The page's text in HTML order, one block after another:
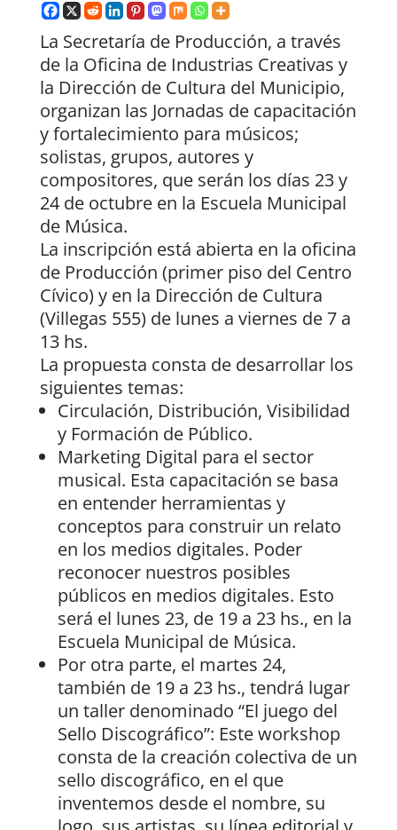
La Secretaría de Producción, a través
de la Oficina de Industrias Creativas y
la Dirección de Cultura del Municipio,
organizan las Jornadas de capacitación
y fortalecimiento para músicos;
solistas, grupos, autores y
compositores, que serán los días 23 y
24 de octubre en la Escuela Municipal
de Música.
La inscripción está abierta en la oficina
de Producción (primer piso del Centro
Cívico) y en la Dirección de Cultura
(Villegas 555) de lunes a viernes de 7 a
13 hs.
La propuesta consta de desarrollar los
siguientes temas:
Circulación, Distribución, Visibilidad
y Formación de Público.
Marketing Digital para el sector
musical. Esta capacitación se basa
en entender herramientas y
conceptos para construir un relato
en los medios digitales. Poder
reconocer nuestros posibles
públicos en medios digitales. Esto
será el lunes 23, de 19 a 23 hs., en la
Escuela Municipal de Música.
Por otra parte, el martes 24,
también de 19 a 23 hs., tendrá lugar
un taller denominado “El juego del
Sello Discográfico”: Este workshop
consta de la creación colectiva de un
sello discográfico, en el que
inventemos desde el nombre, su